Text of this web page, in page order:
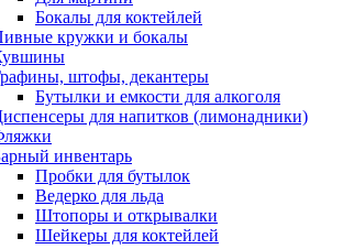
Бокалы для коктейлей
кружки и бокалы
штофы, декантеры
Бутылки и емкости для алкоголя
для напитков (лимонадники)
инвентарь
Пробки для бутылок
Ведерко для льда
Штопоры и открывалки
Шейкеры для коктейлей